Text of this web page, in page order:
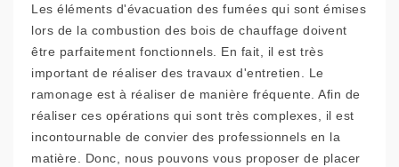
Les éléments d'évacuation des fumées qui sont émises
lors de la combustion des bois de chauffage doivent
être parfaitement fonctionnels. En fait, il est très
important de réaliser des travaux d'entretien. Le
ramonage est à réaliser de manière fréquente. Afin de
réaliser ces opérations qui sont très complexes, il est
incontournable de convier des professionnels en la
matière. Donc, nous pouvons vous proposer de placer